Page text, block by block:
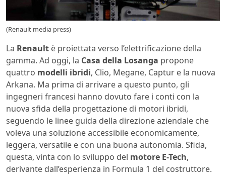
(Renault media press)
La Renault è proiettata verso l’elettrificazione della
gamma. Ad oggi, la Casa della Losanga propone
quattro modelli ibridi, Clio, Megane, Captur e la nuova
Arkana. Ma prima di arrivare a questo punto, gli
ingegneri francesi hanno dovuto fare i conti con la
nuova sfida della progettazione di motori ibridi,
seguendo le linee guida della direzione aziendale che
voleva una soluzione accessibile economicamente,
leggera, versatile e con una buona autonomia. Sfida,
questa, vinta con lo sviluppo del motore E-Tech,
derivante dall’esperienza in Formula 1 del costruttore.